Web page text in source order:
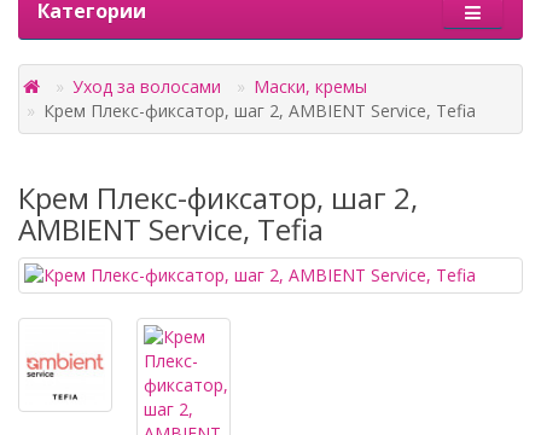
Категории
Уход за волосами
Маски, кремы
Крем Плекс-фиксатор, шаг 2, AMBIENT Service, Tefia
Крем Плекс-фиксатор, шаг 2,
AMBIENT Service, Tefia